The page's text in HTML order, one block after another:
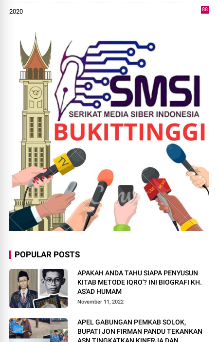
2020
88
POPULAR POSTS
APAKAH ANDA TAHU SIAPA PENYUSUN
KITAB METODE IQRO'? INI BIOGRAFI KH.
AS'AD HUMAM
November 11, 2022
APEL GABUNGAN PEMKAB SOLOK,
BUPATI JON FIRMAN PANDU TEKANKAN